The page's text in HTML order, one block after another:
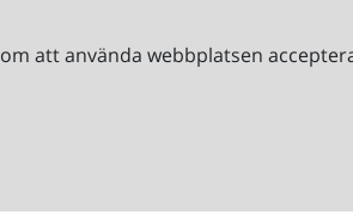
att använda webbplatsen